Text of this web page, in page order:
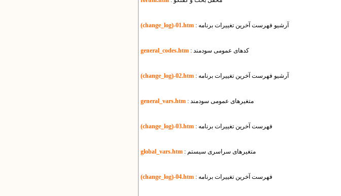
(change_log)-01.htm : آرشیو فهرست آخرین تغییرات برنامه
general_codes.htm : کدهای عمومی سودمند
(change_log)-02.htm : آرشیو فهرست آخرین تغییرات برنامه
general_vars.htm : متغیرهای عمومی سودمند
(change_log)-03.htm : فهرست آخرین تغییرات برنامه
global_vars.htm : متغیر‌های سراسری سیستم
(change_log)-04.htm : فهرست آخرین تغییرات برنامه